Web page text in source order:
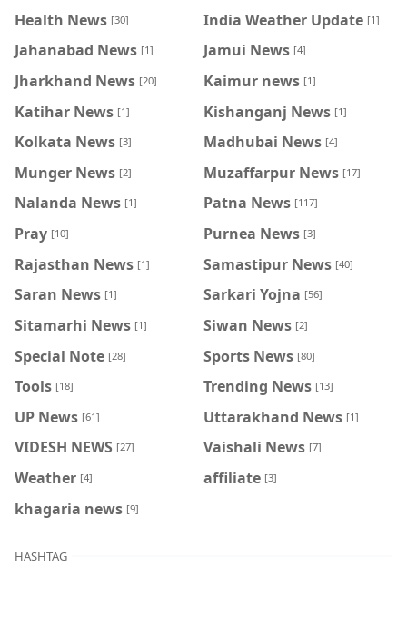
Health News [30] India Weather Update [1]
Jahanabad News [1] Jamui News [4]
Jharkhand News [20] Kaimur news [1]
Katihar News [1] Kishanganj News [1]
Kolkata News [3] Madhubai News [4]
Munger News [2] Muzaffarpur News [17]
Nalanda News [1] Patna News [117]
Pray [10] Purnea News [3]
Rajasthan News [1] Samastipur News [40]
Saran News [1] Sarkari Yojna [56]
Sitamarhi News [1] Siwan News [2]
Special Note [28] Sports News [80]
Tools [18] Trending News [13]
UP News [61] Uttarakhand News [1]
VIDESH NEWS [27] Vaishali News [7]
Weather [4] affiliate [3]
khagaria news [9]
HASHTAG